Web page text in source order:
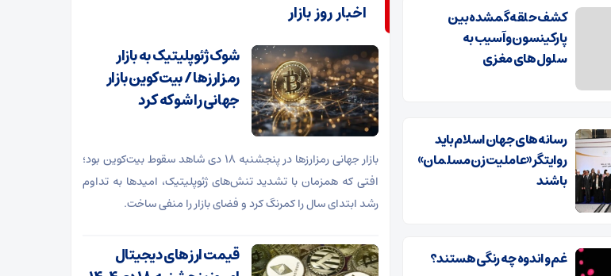
کشف حلقه گمشده بین
پارکینسون و آسیب به
سلول‌های مغزی
رسانه‌های جهان اسلام باید
روایتگر «عاملیت زن مسلمان»
باشند
غم و اندوه چه رنگی هستند؟
اخبار روز بازار
شوک ژئوپلیتیک به بازار
رمزارزها / بیت‌کوین بازار
جهانی را شوکه کرد
بازار جهانی رمزارزها در پنجشنبه ۱۸ دی شاهد سقوط بیت‌کوین بود؛
افتی که همزمان با تشدید تنش‌های ژئوپلیتیک، امیدها به تداوم
رشد ابتدای سال را کمرنگ کرد و فضای بازار را منفی ساخت.
قیمت ارز‌های دیجیتال